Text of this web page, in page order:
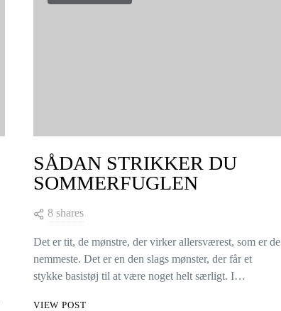
SÅDAN STRIKKER DU
SOMMERFUGLEN
8 shares
Det er tit, de mønstre, der virker allersværest, som er de
nemmeste. Det er en den slags mønster, der får et
stykke basistøj til at være noget helt særligt. I…
VIEW POST